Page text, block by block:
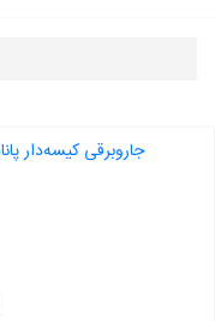
جاروبرقی کیسه‌‎دار پاناسونیک مدل MC-CG713 مشکی رنگ